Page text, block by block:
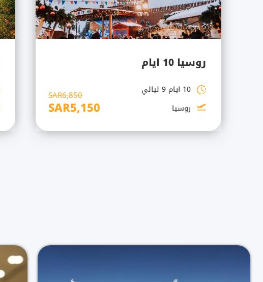
روسيا 10 ايام
SAR6,850
SAR5,150
10 ايام 9 ليالي
روسيا